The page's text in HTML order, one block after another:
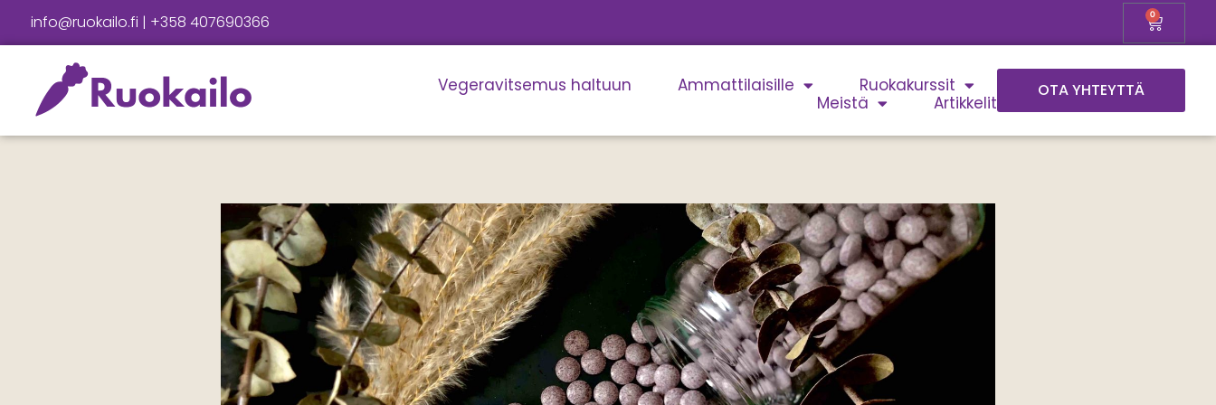
info@ruokailo.fi | +358 407690366 0
Vegeravitsemus haltuun Ammattilaisille
Ruokakurssit
Meistä
Artikkelit
OTA YHTEYTTÄ